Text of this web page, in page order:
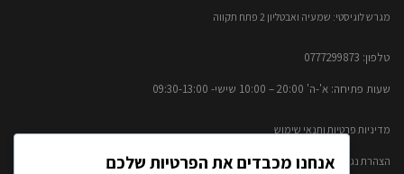
מגרש לוגיסטי: שמעיה ואבטליון 2 פתח תקווה
טלפון: 0777299873​
שעות פתיחה: א'-ה' 20:00 – 10:00​​ שישי- 09:30-13:00
מדיניות פרטיות ותנאי שימוש
הצהרת נגישותאנחנו מכבדים את הפרטיות שלכם